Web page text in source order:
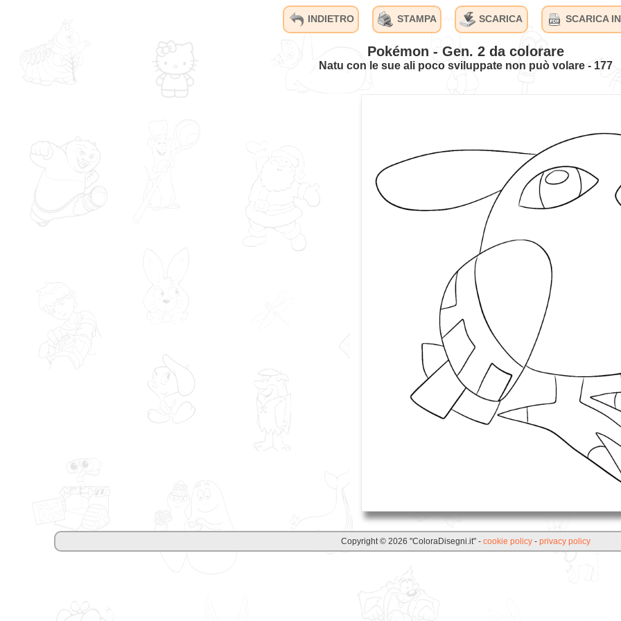
INDIETRO STAMPA SCARICA SCARICA
Pokémon - Gen. 2 da colorare
Natu con le sue ali poco sviluppate non può volare - 177
Copyright © 2026 "ColoraDisegni.it" - cookie policy - privacy policy